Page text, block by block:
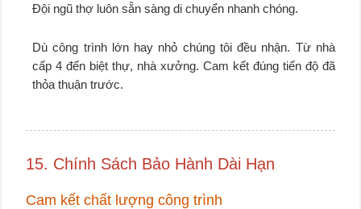
Đội ngũ thợ luôn sẵn sàng di chuyển nhanh chóng.
Dù công trình lớn hay nhỏ chúng tôi đều nhận. Từ nhà
cấp 4 đến biệt thự, nhà xưởng. Cam kết đúng tiến độ đã
thỏa thuận trước.
15. Chính Sách Bảo Hành Dài Hạn
Cam kết chất lượng công trình